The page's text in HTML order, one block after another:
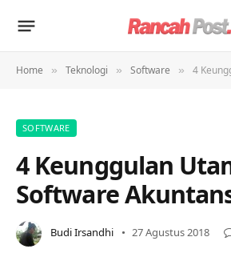
Home » Teknologi » Software » 4
SOFTWARE
4 Keunggulan
Software
Budi Irsandhi 27 Agustus 2018